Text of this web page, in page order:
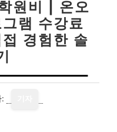
원비 | 온오
램 수강료
경험한 솔